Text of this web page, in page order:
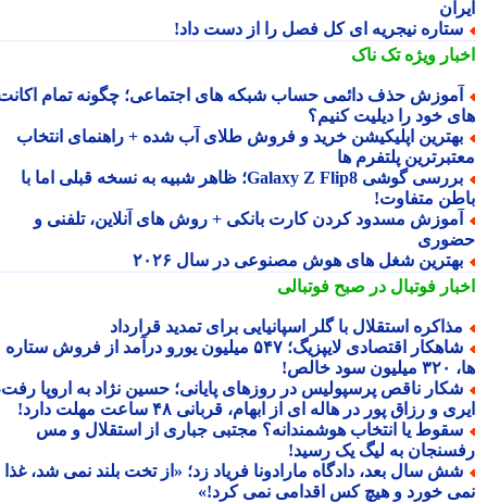
نیجریه ای کل فصل را از دست داد!
ویژهتک ناک
حذف دائمی حساب شبکه های اجتماعی؛ چگونه تمام اکانت
خود را دیلیت کنیم؟
اپلیکیشن خرید و فروش طلای آب شده + راهنمای انتخاب
پلتفرم ها
بررسی گوشی Galaxy Z Flip8؛ ظاهر شبیه به نسخه قبلی اما با
متفاوت!
مسدود کردن کارت بانکی + روش های آنلاین، تلفنی و
شغل های هوش مصنوعی در سال ۲۰۲۶
فوتبال در صبح فوتبالی
استقلال با گلر اسپانیایی برای تمدید قرارداد
شاهکار اقتصادی لایپزیگ؛ ۵۴۷ میلیون یورو درآمد از فروش ستاره
ناقص پرسپولیس در روزهای پایانی؛ حسین نژاد به اروپا رفت،
و رزاق پور در هاله ای از ابهام، قربانی ۴۸ ساعت مهلت دارد!
یا انتخاب هوشمندانه؟ مجتبی جباری از استقلال و مس
به لیگ یک رسید!
سال بعد، دادگاه مارادونا فریاد زد؛ «از تخت بلند نمی شد، غذا
خورد و هیچ کس اقدامی نمی کرد!»